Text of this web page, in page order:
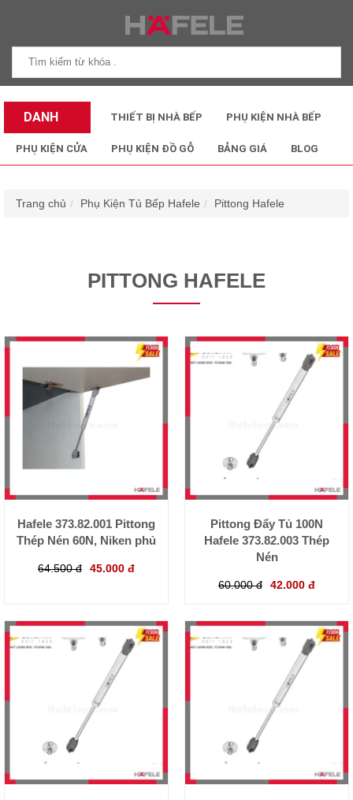
DANH
MỤC SẢN
THIẾT BỊ NHÀ BẾP PHỤ KIỆN NHÀ BẾP
PHỤ KIỆN CỬA PHỤ KIỆN ĐỒ GỖ BẢNG GIÁ BLOG
Trang chủ Phụ Kiện Tủ Bếp Hafele Pittong Hafele
PITTONG HAFELE
Hafele 373.82.001 Pittong
Thép Nén 60N, Niken phủ
64.500 đ 45.000 đ
Pittong Đẩy Tủ 100N
Hafele 373.82.003 Thép
Nén
60.000 đ 42.000 đ